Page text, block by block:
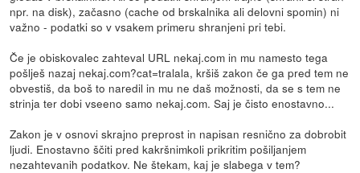
npr. na disk), začasno (cache od brskalnika ali delovni spomin) ni
važno - podatki so v vsakem primeru shranjeni pri tebi.
Če je obiskovalec zahteval URL nekaj.com in mu namesto tega
pošlješ nazaj nekaj.com?cat=tralala, kršiš zakon če ga pred tem ne
obvestiš, da boš to naredil in mu ne daš možnosti, da se s tem ne
strinja ter dobi vseeno samo nekaj.com. Saj je čisto enostavno...
Zakon je v osnovi skrajno preprost in napisan resnično za dobrobit
ljudi. Enostavno ščiti pred kakršnimkoli prikritim pošiljanjem
nezahtevanih podatkov. Ne štekam, kaj je slabega v tem?